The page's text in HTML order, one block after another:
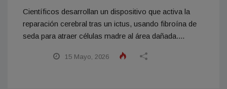
Científicos desarrollan un dispositivo que activa la
reparación cerebral tras un ictus, usando fibroína de
seda para atraer células madre al área dañada....
15 Mayo, 2026